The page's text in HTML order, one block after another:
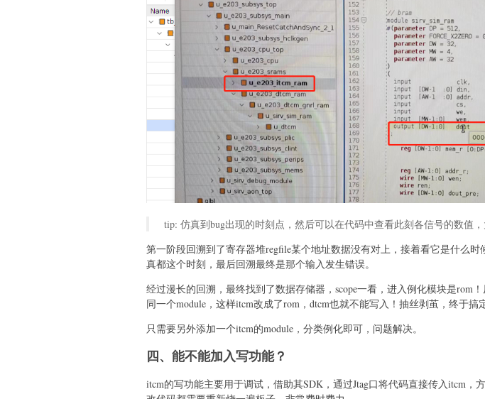
tip: 仿真到bug出现的时刻点，然后可以在代码中查看此刻各信号的数值，
第一阶段回溯到了寄存器堆regfile某个地址数据没有对上，接着看它是什么时
真都这个时刻，最后回溯最终是那个输入发生错误。
经过漫长的回溯，最终找到了数据存储器，scope一看，进入例化模块是rom
同一个module，这样itcm改成了rom，dtcm也就不能写入！抽丝剥茧，终于搞定
只需要另外添加一个itcm的module，分类例化即可，问题解决。
四、能不能加入写功能？
itcm的写功能主要用于调试，借助其SDK，通过Jtag口将代码直接传入itcm，